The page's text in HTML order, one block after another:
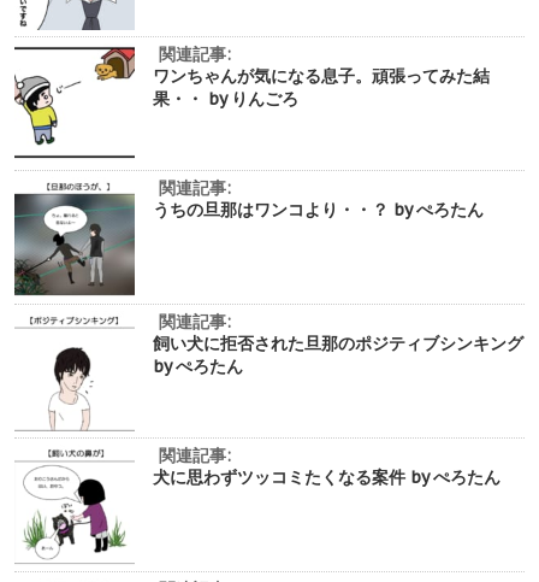
関連記事:
ワンちゃんが気になる息子。頑張ってみた結
果・・ by りんごろ
関連記事:
うちの旦那はワンコより・・？ by ぺろたん
関連記事:
飼い犬に拒否された旦那のポジティブシンキング
by ぺろたん
関連記事:
犬に思わずツッコミたくなる案件 by ぺろたん